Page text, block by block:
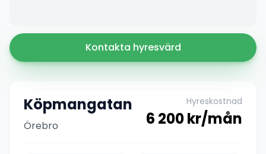
Kontakta hyresvärd
Köpmangatan
Örebro
Hyreskostnad
6 200kr/mån